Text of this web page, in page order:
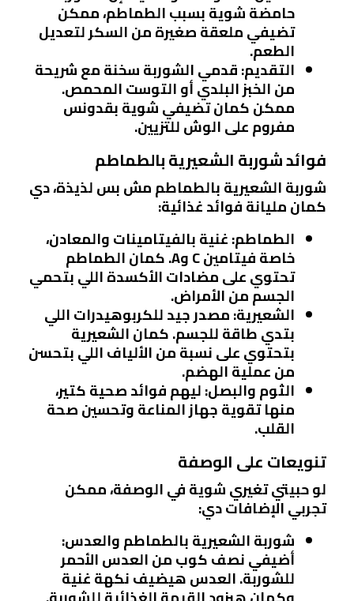
حامضة شوية بسبب الطماطم، ممكن
تضيفي ملعقة صغيرة من السكر لتعديل
الطعم.
التقديم: قدمي الشوربة سخنة مع شريحة
من الخبز البلدي أو التوست المحمص.
ممكن كمان تضيفي شوية بقدونس
مفروم على الوش للتزيين.
فوائد شوربة الشعيرية بالطماطم
شوربة الشعيرية بالطماطم مش بس لذيذة، دي
كمان مليانة فوائد غذائية:
الطماطم: غنية بالفيتامينات والمعادن،
خاصة فيتامين C وA. كمان الطماطم
تحتوي على مضادات الأكسدة اللي بتحمي
الجسم من الأمراض.
الشعيرية: مصدر جيد للكربوهيدرات اللي
بتدي طاقة للجسم. كمان الشعيرية
بتحتوي على نسبة من الألياف اللي بتحسن
من عملية الهضم.
الثوم والبصل: ليهم فوائد صحية كتير،
منها تقوية جهاز المناعة وتحسين صحة
القلب.
تنويعات على الوصفة
لو حبيتي تغيري شوية في الوصفة، ممكن
تجربي الإضافات دي:
شوربة الشعيرية بالطماطم والعدس:
أضيفي نصف كوب من العدس الأحمر
للشوربة. العدس هيضيف نكهة غنية